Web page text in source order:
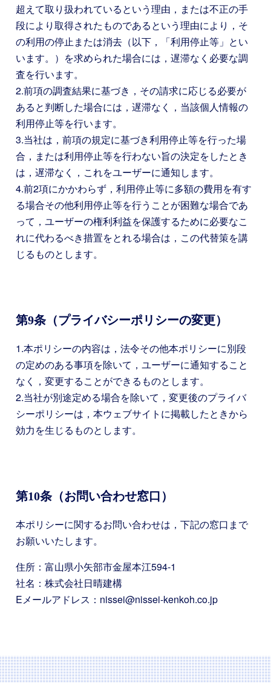
超えて取り扱われているという理由，または不正の手
段により取得されたものであるという理由により，そ
の利用の停止または消去（以下，「利用停止等」とい
います。）を求められた場合には，遅滞なく必要な調
査を行います。
2.前項の調査結果に基づき，その請求に応じる必要が
あると判断した場合には，遅滞なく，当該個人情報の
利用停止等を行います。
3.当社は，前項の規定に基づき利用停止等を行った場
合，または利用停止等を行わない旨の決定をしたとき
は，遅滞なく，これをユーザーに通知します。
4.前2項にかかわらず，利用停止等に多額の費用を有す
る場合その他利用停止等を行うことが困難な場合であ
って，ユーザーの権利利益を保護するために必要なこ
れに代わるべき措置をとれる場合は，この代替策を講
じるものとします。
第9条（プライバシーポリシーの変更）
1.本ポリシーの内容は，法令その他本ポリシーに別段
の定めのある事項を除いて，ユーザーに通知すること
なく，変更することができるものとします。
2.当社が別途定める場合を除いて，変更後のプライバ
シーポリシーは，本ウェブサイトに掲載したときから
効力を生じるものとします。
第10条（お問い合わせ窓口）
本ポリシーに関するお問い合わせは，下記の窓口まで
お願いいたします。
住所：富山県小矢部市金屋本江594-1
社名：株式会社日晴建構
Eメールアドレス：nissei@nissei-kenkoh.co.jp